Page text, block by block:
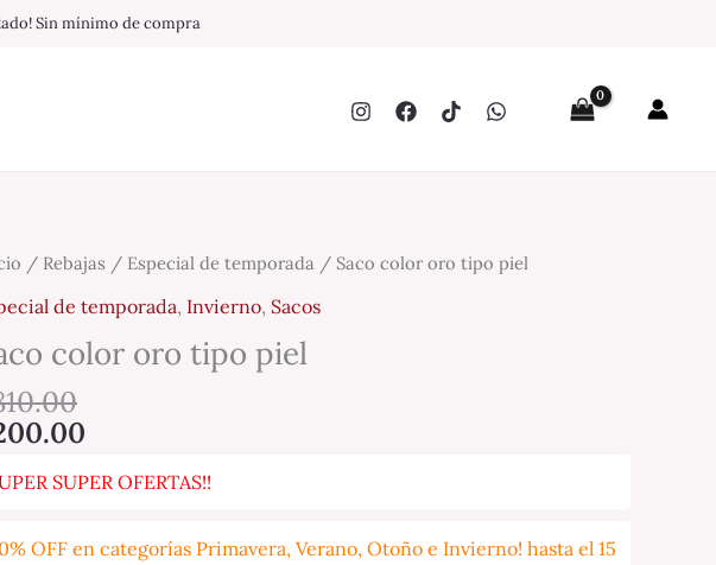
Sin mínimo de compra
/ Rebajas / Especial de temporada / Saco color oro tipo piel
de temporada, Invierno, Sacos
color oro tipo piel
SUPER OFERTAS!!
OFF en categorías Primavera, Verano, Otoño e Invierno! hasta el 15